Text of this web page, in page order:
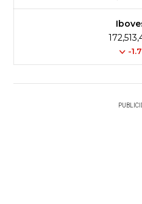
-